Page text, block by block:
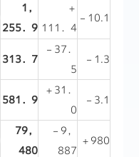
1，
255．9
＋
111．4
－10.1
313．7
－37．
5
－1.3
581．9
＋31．
0
－3.1
79，
480
－9，
887
＋980